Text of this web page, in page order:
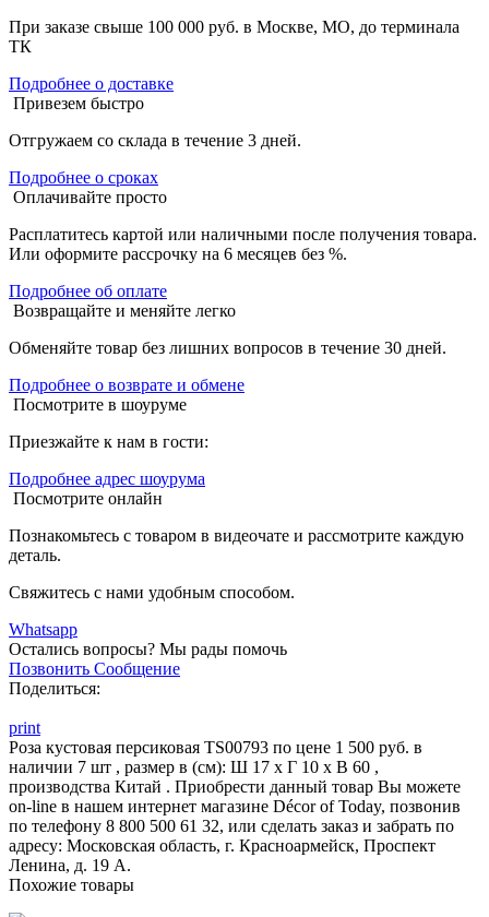
При заказе свыше 100 000 руб. в Москве, МО, до терминала
ТК
Подробнее о доставке
Привезем быстро
Отгружаем со склада в течение 3 дней.
Подробнее о сроках
Оплачивайте просто
Расплатитесь картой или наличными после получения товара.
Или оформите рассрочку на 6 месяцев без %.
Подробнее об оплате
Возвращайте и меняйте легко
Обменяйте товар без лишних вопросов в течение 30 дней.
Подробнее о возврате и обмене
Посмотрите в шоуруме
Приезжайте к нам в гости:
Подробнее адрес шоурума
Посмотрите онлайн
Познакомьтесь с товаром в видеочате и рассмотрите каждую
деталь.
Свяжитесь с нами удобным способом.
Whatsapp
Остались вопросы? Мы рады помочь
Позвонить Сообщение
Поделиться:
print
Роза кустовая персиковая TS00793 по цене 1 500 руб. в
наличии 7 шт , размер в (см): Ш 17 x Г 10 x В 60 ,
производства Китай . Приобрести данный товар Вы можете
on-line в нашем интернет магазине Décor of Today, позвонив
по телефону 8 800 500 61 32, или сделать заказ и забрать по
адресу: Московская область, г. Красноармейск, Проспект
Ленина, д. 19 А.
Похожие товары